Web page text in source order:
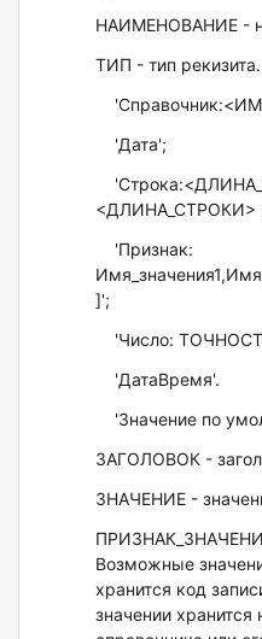
НАИМЕНОВАНИЕ -
ТИП - тип
'Дата';
<ДЛИНА_СТРОКИ>
'Признак:
]';
'Число:
'ДатаВремя'.
'Значение по
ЗАГОЛОВОК -
ЗНАЧЕНИЕ -
Возможные
хранится код
значении хранится